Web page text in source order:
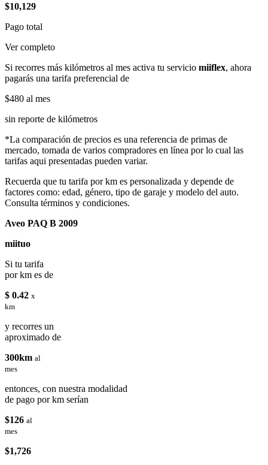
$10,129
Pago total
Ver completo
Si recorres más kilómetros al mes activa tu servicio miiflex, ahora
pagarás una tarifa preferencial de
$480 al mes
sin reporte de kilómetros
*La comparación de precios es una referencia de primas de
mercado, tomada de varios compradores en línea por lo cual las
tarifas aqui presentadas pueden variar.
Recuerda que tu tarifa por km es personalizada y depende de
factores como: edad, género, tipo de garaje y modelo del auto.
Consulta términos y condiciones.
Aveo PAQ B 2009
miituo
Si tu tarifa
por km es de
$ 0.42 x
km
y recorres un
aproximado de
300km al
mes
entonces, con nuestra modalidad
de pago por km serían
$126 al
mes
$1,726